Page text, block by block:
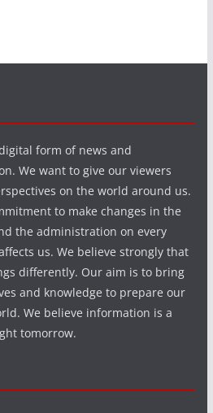
form of news and
We want to give our viewers
on the world around us.
to make changes in the
the administration on every
us. We believe strongly that
differently. Our aim is to bring
and knowledge to prepare our
We believe information is a
tomorrow.